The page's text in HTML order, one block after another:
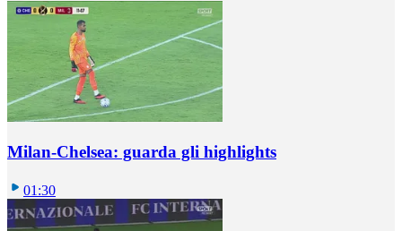
Milan-Chelsea: guarda gli highlights
01:30